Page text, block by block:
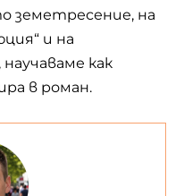
земетресение, на
и на
как
в роман.